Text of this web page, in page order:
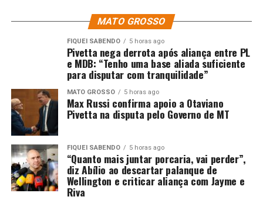
quase nulas, estacionando na décima posição com 45
pontos.
Prévia da semifinal da Copa do Brasil
O confronto deste domingo ganha ainda mais peso por
ser uma “prévia” das semifinais da Copa do Brasil.
Cruzeiro e Corinthians se reencontrarão em breve para
decidir uma vaga na grande final da competição. Os
duelos estão marcados para os dias 10 e 14 de dezembro,
com o primeiro jogo em Minas Gerais e a decisão na Neo
Química Arena. A goleada no Brasileirão certamente
injeta confiança extra na equipe mineira para esse
embate decisivo.
MATO GROSSO
FIQUEI SABENDO 5 horas ago
Pivetta nega derrota após aliança entre PL
e MDB: “Tenho uma base aliada suficiente
para disputar com tranquilidade”
MATO GROSSO 5 horas ago
Max Russi confirma apoio a Otaviano
Pivetta na disputa pelo Governo de MT
FIQUEI SABENDO 5 horas ago
“Quanto mais juntar porcaria, vai perder”,
diz Abílio ao descartar palanque de
Wellington e criticar aliança com Jayme e
Riva